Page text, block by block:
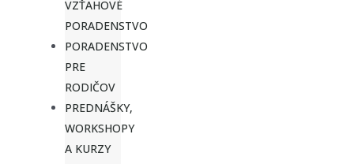
VZŤAHOVÉ
PORADENSTVO
PORADENSTVO
PRE
RODIČOV
PREDNÁŠKY,
WORKSHOPY
A KURZY